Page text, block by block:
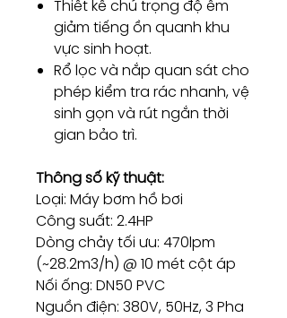
Thiết kế chú trọng độ êm
giảm tiếng ồn quanh khu
vực sinh hoạt.
Rổ lọc và nắp quan sát cho
phép kiểm tra rác nhanh, vệ
sinh gọn và rút ngắn thời
gian bảo trì.
Thông số kỹ thuật:
Loại: Máy bơm hồ bơi
Công suất: 2.4HP
Dòng chảy tối ưu: 470lpm
(~28.2m3/h) @ 10 mét cột áp
Nối ống: DN50 PVC
Nguồn điện: 380V, 50Hz, 3 Pha